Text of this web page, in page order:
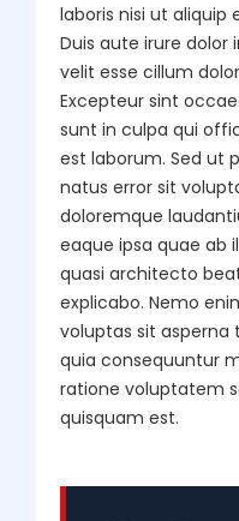
laboris nisi ut
Duis aute irure
velit esse cillum
Excepteur sint
sunt in culpa qui
est laborum. Sed ut
natus error sit
doloremque
eaque ipsa quae ab
quasi architecto
explicabo. Nemo
voluptas sit
quia consequuntur
ratione voluptatem
quisquam est.